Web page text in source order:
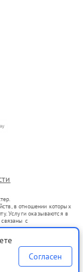
в отношении которых
Услуги оказываются в
с
оборот в соответствии
услуг или введения
услугах по
Согласен